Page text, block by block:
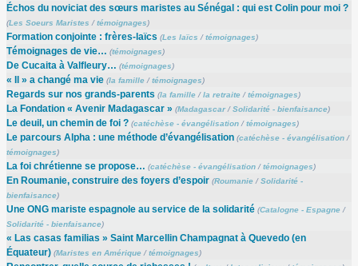
Échos du noviciat des sœurs maristes au Sénégal : qui est Colin pour moi ?
(Les Soeurs Maristes /témoignages)
Formation conjointe : frères-laïcs (Les laïcs /témoignages)
Témoignages de vie… (témoignages)
De Cucaita à Valfleury… (témoignages)
« Il » a changé ma vie (la famille/témoignages)
Regards sur nos grands-parents (la famille/la retraite/témoignages)
La Fondation « Avenir Madagascar » (Madagascar/Solidarité - bienfaisance)
Le deuil, un chemin de foi ? (catéchèse - évangélisation/témoignages)
Le parcours Alpha : une méthode d’évangélisation (catéchèse - évangélisation/
témoignages)
La foi chrétienne se propose… (catéchèse - évangélisation/témoignages)
En Roumanie, construire des foyers d’espoir (Roumanie/Solidarité -
bienfaisance)
Une ONG mariste espagnole au service de la solidarité (Catalogne - Espagne/
Solidarité - bienfaisance)
« Las casas familias » Saint Marcellin Champagnat à Quevedo (en
Équateur) (Maristes en Amérique/témoignages)